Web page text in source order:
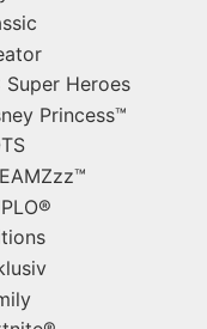
Super Heroes
Princess™